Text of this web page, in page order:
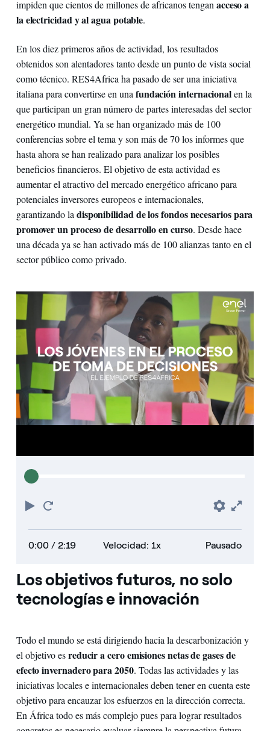
impiden que cientos de millones de africanos tenganacceso a
la electricidad y al agua potable.
En los diez primeros años de actividad, los resultados
obtenidos son alentadores tanto desde un punto de vista social
como técnico. RES4Africa ha pasado de ser una iniciativa
italiana para convertirse en unafundación internacionalen la
que participan un gran número de partes interesadas del sector
energético mundial. Ya se han organizado más de 100
conferencias sobre el tema y son más de 70 los informes que
hasta ahora se han realizado para analizar los posibles
beneficios financieros. El objetivo de esta actividad es
aumentar el atractivo del mercado energético africano para
potenciales inversores europeos e internacionales,
garantizando ladisponibilidad de los fondos necesarios para
promover un proceso de desarrollo en curso. Desde hace
una década ya se han activado más de 100 alianzas tanto en el
sector público como privado.
Play
0:00/ 2:19 Velocidad: 1x Pausado
Los objetivos futuros, no solo
tecnologías e innovación
Todo el mundo se está dirigiendo hacia la descarbonización y
el objetivo esreducir a cero emisiones netas de gases de
efecto invernadero para 2050. Todas las actividades y las
iniciativas locales e internacionales deben tener en cuenta este
objetivo para encauzar los esfuerzos en la dirección correcta.
En África todo es más complejo pues para lograr resultados